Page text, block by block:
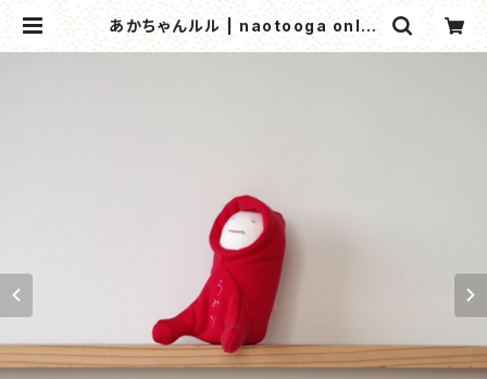
あかちゃんルル | naotooga onlin
e shop